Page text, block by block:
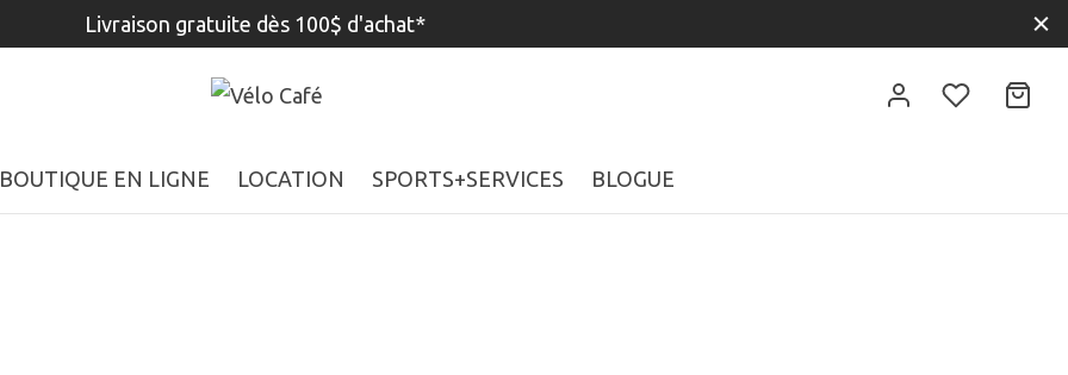
Livraison gratuite dès 100$ d'achat*
BOUTIQUE EN LIGNE LOCATION SPORTS+SERVICES BLOGUE